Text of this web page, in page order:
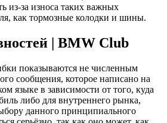
из-за износа таких важных
как тормозные колодки и шины.
| BMW Club
показываются не численным
сообщения, которое написано на
языке в зависимости от того, куда
либо для внутреннего рынка,
данного принципиального